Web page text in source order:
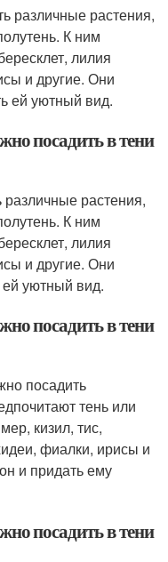
различные растения,
К ним
лилия
и другие. Они
ей уютный вид.
посадить в тени
растения,
К ним
лилия
и другие. Они
ей уютный вид.
посадить в тени
посадить
тень или
кизил, тис,
фиалки, ирисы и
и придать ему
посадить в тени